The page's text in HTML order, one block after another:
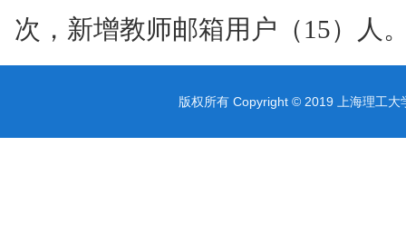
次，新增教师邮箱用户（15）人
版权所有 Copyright © 2019 上海理工